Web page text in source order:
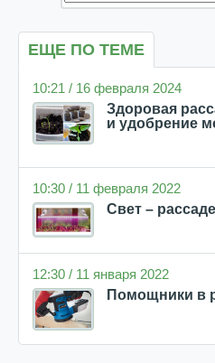
ЕЩЕ ПО ТЕМЕ
10:21 / 16 февраля 2024
Здоровая
и удобрение
10:30 / 11 февраля 2022
Свет –
12:30 / 11 января 2022
Помощники в